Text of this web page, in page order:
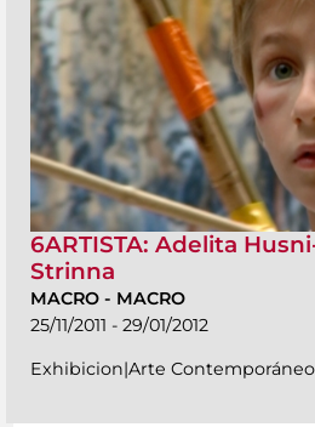
6ARTISTA: Adelita
Strinna
MACRO - MACRO
25/11/2011 - 29/01/2012
Exhibicion|Arte Contemporáneo